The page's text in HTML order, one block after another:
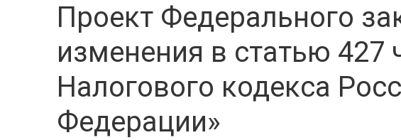
Проект Федерального
изменения в статью 427
Налогового кодекса
Федерации»